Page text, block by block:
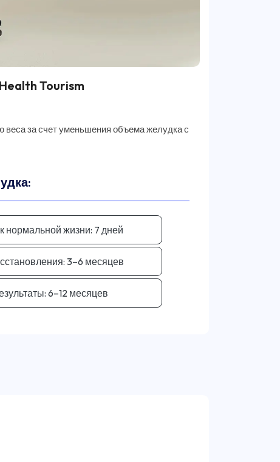
Tourism
веса за счет уменьшения объема желудка с
нормальной жизни: 7 дней
3–6 месяцев
6–12 месяцев